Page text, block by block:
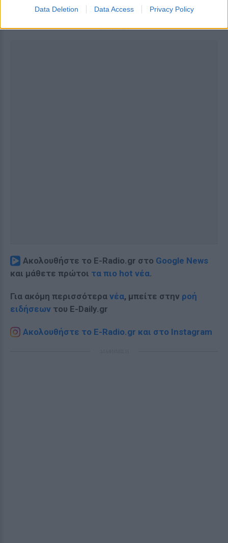
Data Deletion Data Access Privacy Policy
ΔΙΑΦΗΜΙΣΗ
Ακολουθήστε το E-Radio.gr στο Google News
και μάθετε πρώτοι τα πιο hot νέα.
Για ακόμη περισσότερα νέα, μπείτε στην ροή
ειδήσεων του E-Daily.gr
Ακολουθήστε το E-Radio.gr και στο Instagram